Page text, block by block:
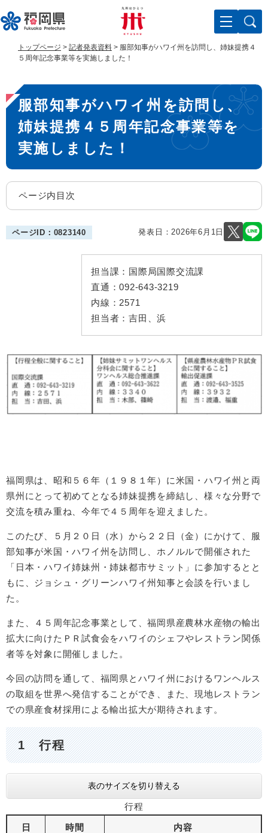
ー
ジ
す
。
ニ
ュ
し
て
トップページ > 記者発表資料 > 服部知事がハワイ州を訪問し、姉妹提携４
５周年記念事業等を実施しました！
本
文
服部知事がハワイ州を訪問し、
姉妹提携４５周年記念事業等を
実施しました！
ページ内目次
ページID：0823140 発表日：2026年6月1日
担当課： 国際局国際交流課
直通：092-643-3219
内線： 2571
担当者： 吉田、浜
​福岡県は、昭和５６年（１９８１年）に米国・ハワイ州と両
県州にとって初めてとなる姉妹提携を締結し、様々な分野で
交流を積み重ね、今年で４５周年を迎えました。
このたび、５月２０日（水）から２２日（金）にかけて、服
部知事が米国・ハワイ州を訪問し、ホノルルで開催された
「日本・ハワイ姉妹州・姉妹都市サミット」に参加するとと
もに、ジョシュ・グリーンハワイ州知事と会談を行いまし
た。
また、４５周年記念事業として、福岡県産農林水産物の輸出
拡大に向けたＰＲ試食会をハワイのシェフやレストラン関係
者等を対象に開催しました。
今回の訪問を通して、福岡県とハワイ州におけるワンヘルス
の取組を世界へ発信することができ、また、現地レストラン
での県産食材採用による輸出拡大が期待されます。
1 行程
表のサイズを切り替える
行程
日 時間 内容